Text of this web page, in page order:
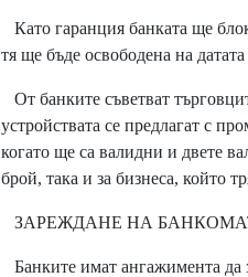
Като гаранция банката ще
тя ще бъде освободена на
От банките съветват
устройствата се предлагат с
когато ще са валидни и двете
брой, така и за бизнеса, който
ЗАРЕЖДАНЕ НА
Банките имат ангажимента да